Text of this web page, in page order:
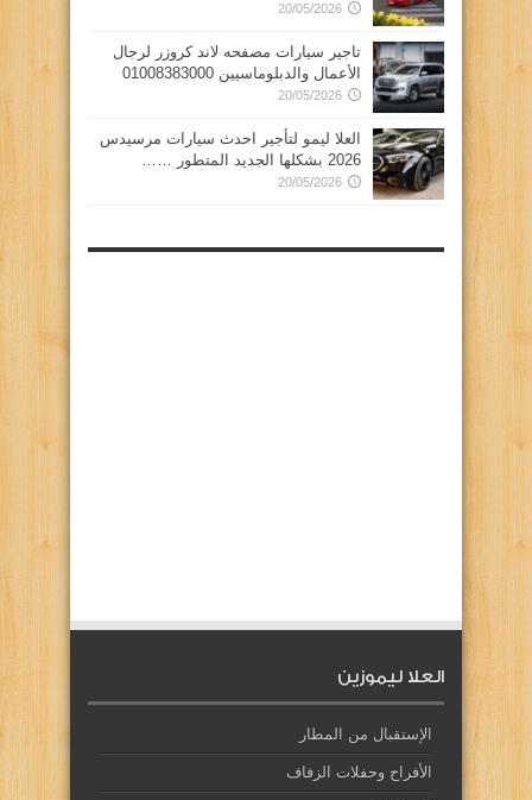
20/05/2026
تاجير سيارات مصفحه لاند كروزر لرجال
الأعمال والدبلوماسيين 01008383000
20/05/2026
العلا ليمو لتأجير احدث سيارات مرسيدس
2026 بشكلها الجديد المتطور ……
20/05/2026
العلا ليموزين
الإستقبال من المطار
الأفراح وحفلات الزفاف